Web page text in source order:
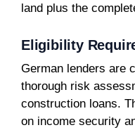
land plus the
Eligibility
German lenders are
thorough risk
construction loans.
on income security